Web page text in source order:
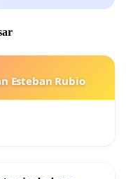
Esteban Rubio